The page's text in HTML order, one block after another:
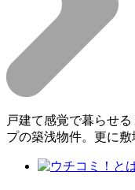
戸建て感覚で暮らせ
プの築浅物件。更に敷